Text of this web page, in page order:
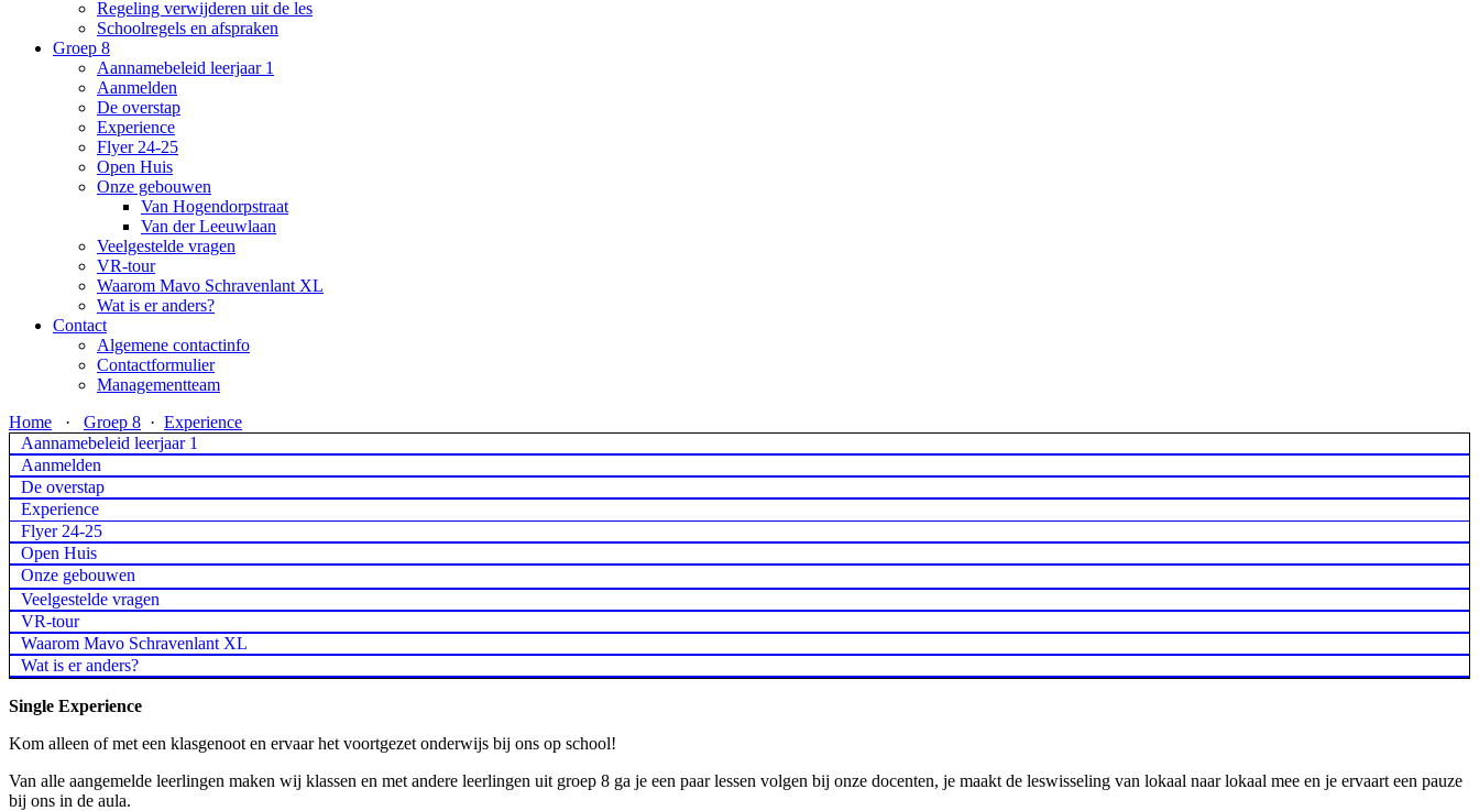
Regeling verwijderen uit de les
Schoolregels en afspraken
Groep 8
Aannamebeleid leerjaar 1
Aanmelden
De overstap
Experience
Flyer 24-25
Open Huis
Onze gebouwen
Van Hogendorpstraat
Van der Leeuwlaan
Veelgestelde vragen
VR-tour
Waarom Mavo Schravenlant XL
Wat is er anders?
Contact
Algemene contactinfo
Contactformulier
Managementteam
Home · Groep 8 · Experience
Aannamebeleid leerjaar 1
Aanmelden
De overstap
Experience
Flyer 24-25
Open Huis
Onze gebouwen
Veelgestelde vragen
VR-tour
Waarom Mavo Schravenlant XL
Wat is er anders?
Single Experience
Kom alleen of met een klasgenoot en ervaar het voortgezet onderwijs bij ons op school!
Van alle aangemelde leerlingen maken wij klassen en met andere leerlingen uit groep 8 ga je een paar lessen volgen bij onze docenten, je maakt de leswisseling van lokaal naar lokaal mee en je ervaart een pauze
bij ons in de aula.